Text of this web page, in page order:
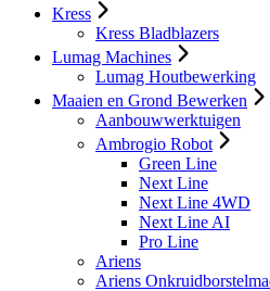
Kress
Kress Bladblazers
Lumag Machines
Lumag Houtbewerking
Maaien en Grond Bewerken
Aanbouwwerktuigen
Ambrogio Robot
Green Line
Next Line
Next Line 4WD
Next Line AI
Pro Line
Ariens
Ariens